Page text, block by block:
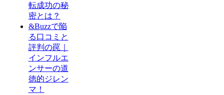
転成功の秘
密とは？
&Buzzで陥
る口コミと
評判の罠｜
インフルエ
ンサーの道
徳的ジレン
マ！